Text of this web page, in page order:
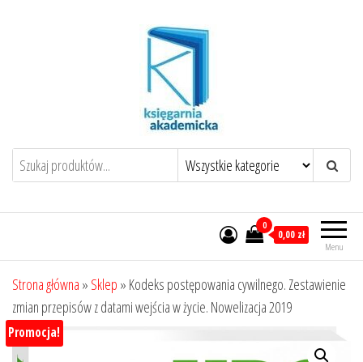
Menu
0
0,00 zł
Strona główna » Sklep » Kodeks postępowania cywilnego. Zestawienie
zmian przepisów z datami wejścia w życie. Nowelizacja 2019
Promocja!